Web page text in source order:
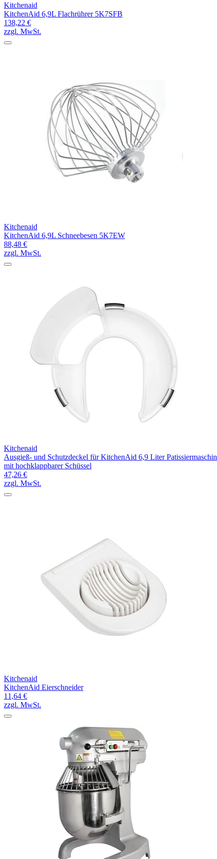
Kitchenaid
KitchenAid 6,9L Flachrührer 5K7SFB
138,22 €
zzgl. MwSt.
Kitchenaid
KitchenAid 6,9L Schneebesen 5K7EW
88,48 €
zzgl. MwSt.
Kitchenaid
Ausgieß- und Schutzdeckel für KitchenAid 6,9 Liter
mit hochklappbarer Schüssel
47,26 €
zzgl. MwSt.
Kitchenaid
KitchenAid Eierschneider
11,64 €
zzgl. MwSt.